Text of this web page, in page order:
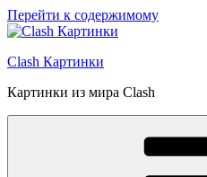
Перейти к содержимому
Clash Картинки
Картинки из мира Clash